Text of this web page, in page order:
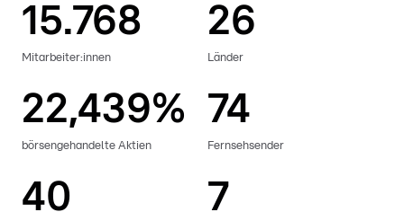
15.768
Mitarbeiter:innen
26
Länder
22,439%
börsengehandelte Aktien
74
Fernsehsender
40 7